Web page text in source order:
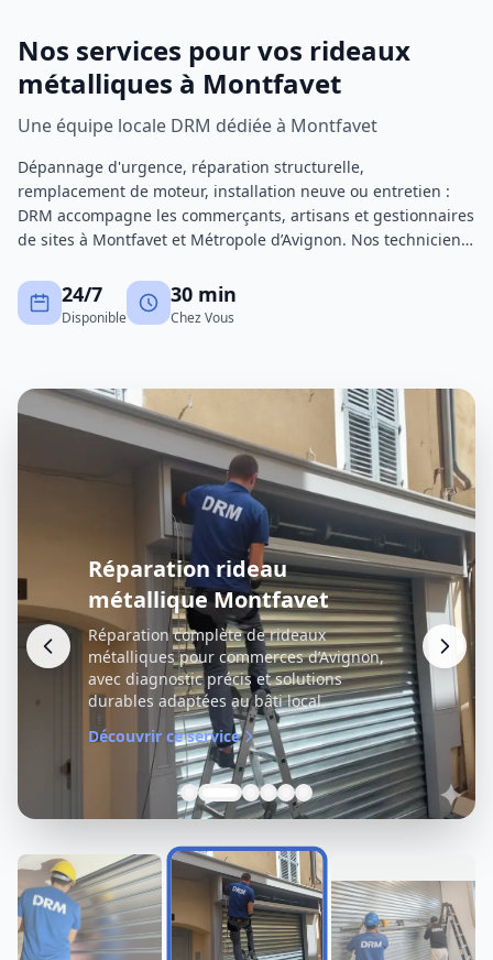
Nos services pour vos rideaux
métalliques à Montfavet
Une équipe locale DRM dédiée à Montfavet
Dépannage d'urgence, réparation structurelle,
remplacement de moteur, installation neuve ou entretien :
DRM accompagne les commerçants, artisans et gestionnaires
de sites à Montfavet et Métropole d’Avignon. Nos techniciens
pour réduire au maximum les immobilisations.
24/7
Disponible
30 min
Chez Vous
Réparation rideau
métallique Montfavet
Réparation complète de rideaux
métalliques pour commerces d’Avignon,
avec diagnostic précis et solutions
durables adaptées au bâti local.
Découvrir ce service